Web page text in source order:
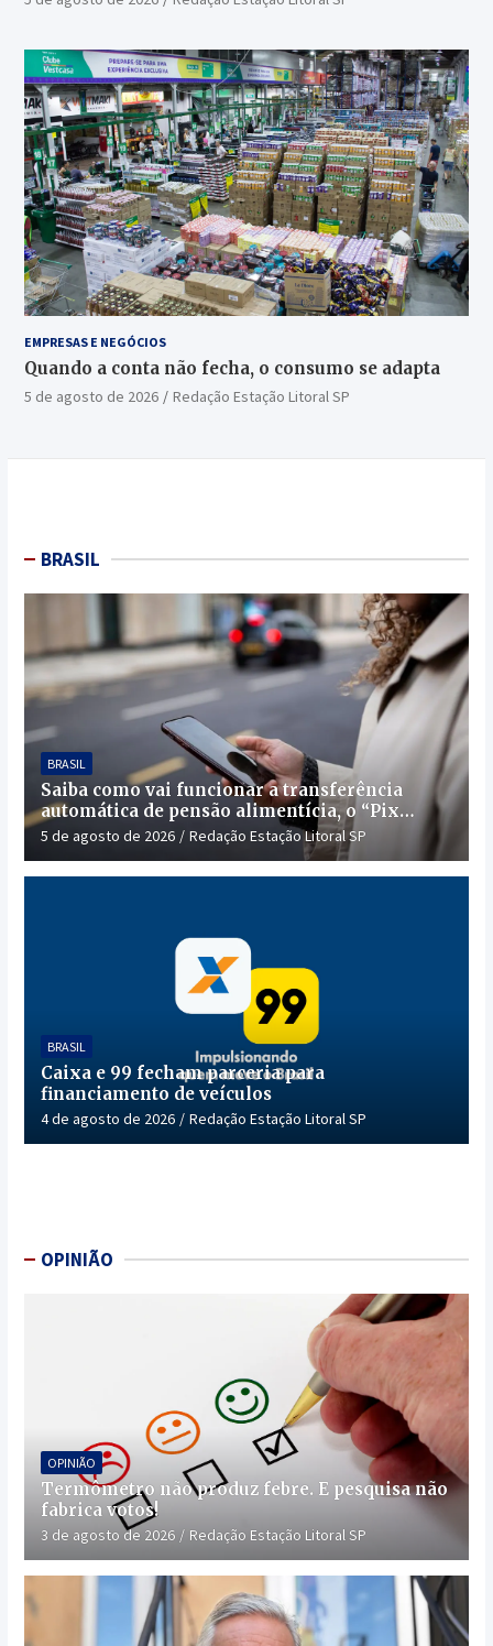
EMPRESAS E NEGÓCIOS
Quando a conta não fecha, o consumo se adapta
5 de agosto de 2026 Redação Estação Litoral SP
BRASIL
BRASIL
Saiba como vai funcionar a transferência
automática de pensão alimentícia, o “Pix
Pensão”
5 de agosto de 2026 Redação Estação Litoral SP
BRASIL
Caixa e 99 fecham parceria para
financiamento de veículos
4 de agosto de 2026 Redação Estação Litoral SP
OPINIÃO
OPINIÃO
Termômetro não produz febre. E pesquisa não
fabrica votos!
3 de agosto de 2026 Redação Estação Litoral SP